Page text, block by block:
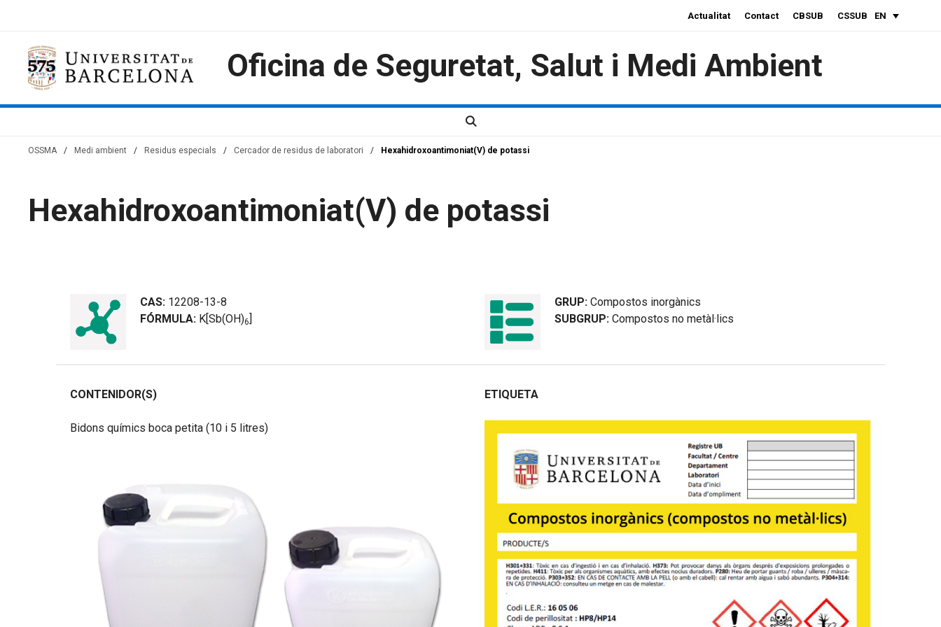
EN
Actualitat Contact CBSUB CSSUB
Oficina de Seguretat, Salut i Medi Ambient
OSSMA / Medi ambient / Residus especials / Cercador de residus de laboratori / Hexahidroxoantimoniat(V) de potassi
Hexahidroxoantimoniat(V) de potassi
CAS: 12208-13-8
FÓRMULA: K[Sb(OH)6
GRUP: Compostos inorgànics
SUBGRUP: Compostos no metàl·lics
CONTENIDOR(S)
Bidons químics boca petita (10 i 5 litres)
ETIQUETA